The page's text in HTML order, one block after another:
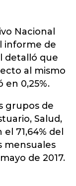
Nacional
informe de
detalló que
al mismo
en 0,25%.
grupos de
Salud,
71,64% del
mensuales
de 2017.